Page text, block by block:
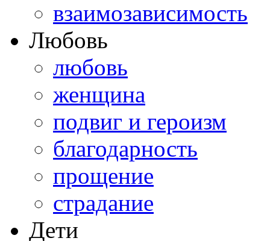
взаимозависимость
Любовь
любовь
женщина
подвиг и героизм
благодарность
прощение
страдание
Дети